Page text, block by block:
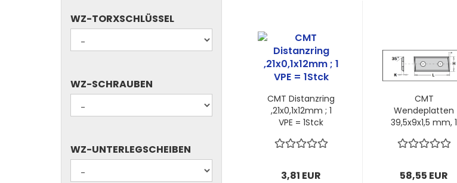
CMT Distanzring
,21x0,1x12mm ; 1
VPE = 1Stck
3,81 EUR
CMT
Wendeplatten
39,5x9x1,5 mm, 1
58,55 EUR
WZ-
TORXSCHLÜSSEL
WZ-TORXSCHLÜSSEL
WZ-
SCHRAUBEN
WZ-SCHRAUBEN
WZ-
UNTERLEGSCHEIBEN
WZ-UNTERLEGSCHEIBEN